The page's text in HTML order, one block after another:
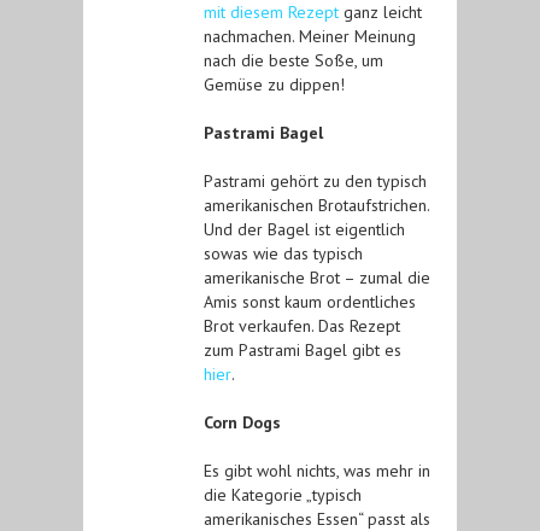
mit diesem Rezept ganz leicht
nachmachen. Meiner Meinung
nach die beste Soße, um
Gemüse zu dippen!
Pastrami Bagel
Pastrami gehört zu den typisch
amerikanischen Brotaufstrichen.
Und der Bagel ist eigentlich
sowas wie das typisch
amerikanische Brot – zumal die
Amis sonst kaum ordentliches
Brot verkaufen. Das Rezept
zum Pastrami Bagel gibt es
hier.
Corn Dogs
Es gibt wohl nichts, was mehr in
die Kategorie „typisch
amerikanisches Essen“ passt als